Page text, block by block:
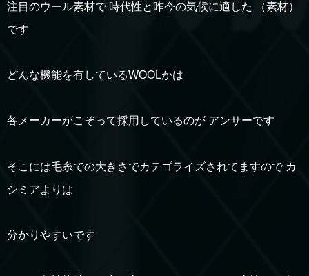
注目のウール素材で 時代性と昨今の気候に適した （素材）
です
どんな機能を有しているWOOLかは
各メーカーがこぞって採用しているのが アンサーです
そこには毛糸での大きさでカテゴライズされてますので カ
シミアよりは
分かりやすいです